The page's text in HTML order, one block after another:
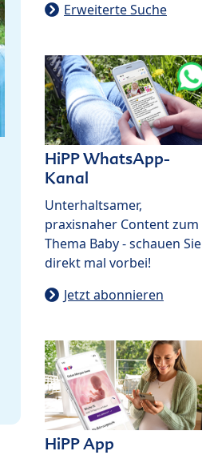
Erweiterte Suche
HiPP WhatsApp-
Kanal
Unterhaltsamer,
praxisnaher Content zum
Thema Baby - schauen Sie
direkt mal vorbei!
Jetzt abonnieren
HiPP App